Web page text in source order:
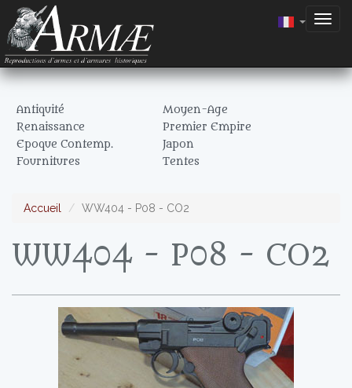
Antiquité
Moyen-Age
Renaissance
Premier Empire
Epoque Contemp.
Japon
Fournitures
Tentes
Accueil WW404 - P08 - CO2
WW404 - P08 - CO2